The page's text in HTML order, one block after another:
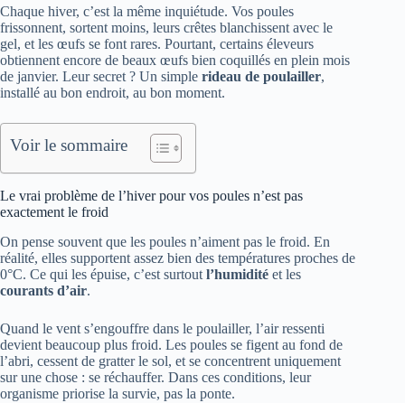
Chaque hiver, c’est la même inquiétude. Vos poules
frissonnent, sortent moins, leurs crêtes blanchissent avec le
gel, et les œufs se font rares. Pourtant, certains éleveurs
obtiennent encore de beaux œufs bien coquillés en plein mois
de janvier. Leur secret ? Un simple rideau de poulailler,
installé au bon endroit, au bon moment.
Voir le sommaire
Le vrai problème de l’hiver pour vos poules n’est pas
exactement le froid
On pense souvent que les poules n’aiment pas le froid. En
réalité, elles supportent assez bien des températures proches de
0°C. Ce qui les épuise, c’est surtout l’humidité et les
courants d’air.
Quand le vent s’engouffre dans le poulailler, l’air ressenti
devient beaucoup plus froid. Les poules se figent au fond de
l’abri, cessent de gratter le sol, et se concentrent uniquement
sur une chose : se réchauffer. Dans ces conditions, leur
organisme priorise la survie, pas la ponte.